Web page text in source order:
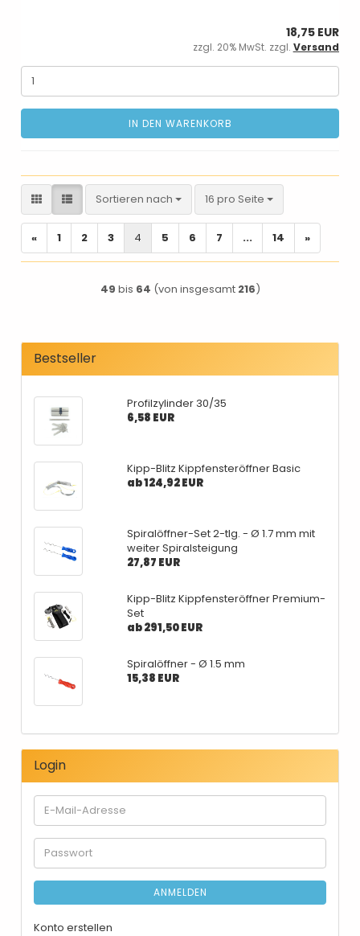
18,75 EUR
zzgl. 20% MwSt. zzgl. Versand
IN DEN WARENKORB
Sortieren nach
Sortieren nach 16 pro Seite
pro Seite
« 1 2 3 4 5 6 7 ... 14 »
49 bis 64 (von insgesamt 216)
Bestseller
Profilzylinder 30/35
6,58 EUR
Kipp-Blitz Kippfensteröffner Basic
ab 124,92 EUR
Spiralöffner-Set 2-tlg. - Ø 1.7 mm mit
weiter Spiralsteigung
27,87 EUR
Kipp-Blitz Kippfensteröffner Premium-
Set
ab 291,50 EUR
Spiralöffner - Ø 1.5 mm
15,38 EUR
Login
E-
Mail-
Adresse
Passwort
ANMELDEN
Konto erstellen